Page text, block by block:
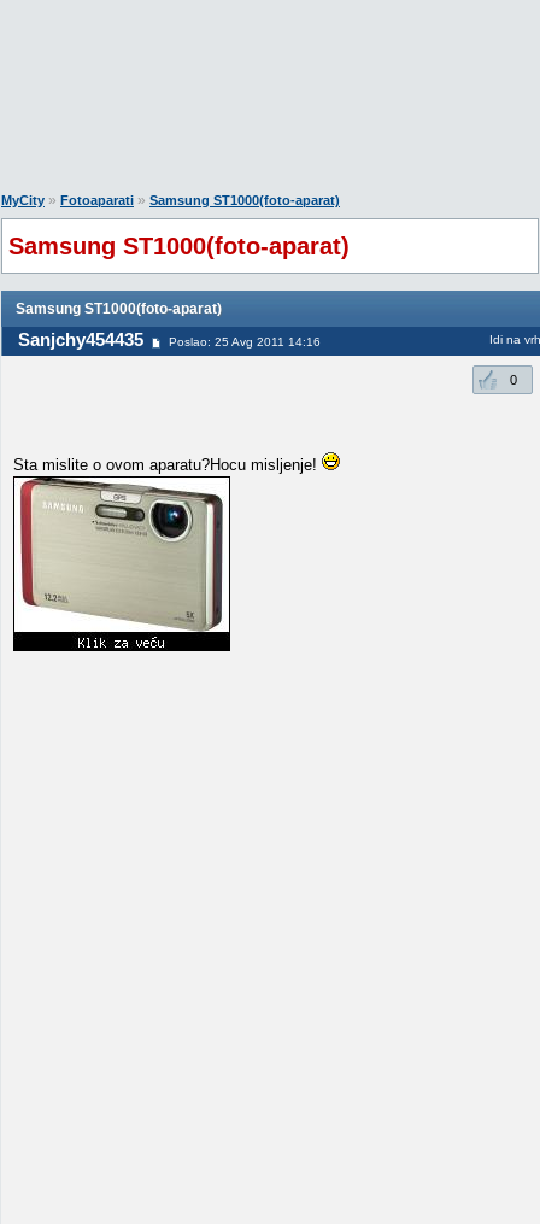
MyCity » Fotoaparati » Samsung ST1000(foto-aparat)
Samsung ST1000(foto-aparat)
Samsung ST1000(foto-aparat)
Sanjchy454435 Poslao: 25 Avg 2011 14:16 Idi na vrh
0
Sta mislite o ovom aparatu?Hocu misljenje!